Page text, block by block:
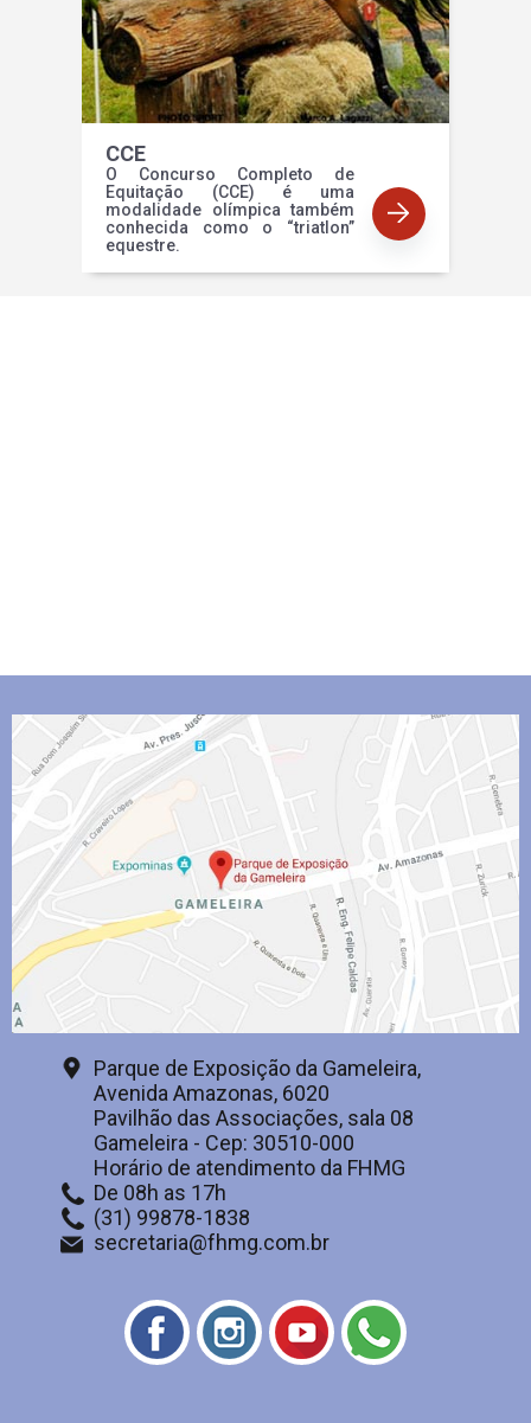
CCE
O Concurso Completo de
Equitação (CCE) é uma
modalidade olímpica também
conhecida como o “triatlon”
equestre.
Parque de Exposição da Gameleira,
Avenida Amazonas, 6020
Pavilhão das Associações, sala 08
Gameleira - Cep: 30510-000
Horário de atendimento da FHMG
De 08h as 17h
(31) 99878-1838
secretaria@fhmg.com.br